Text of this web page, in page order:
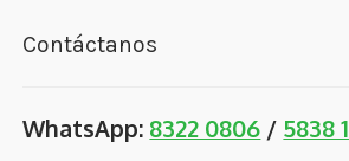
Contáctanos
WhatsApp: 8322 0806 / 5838